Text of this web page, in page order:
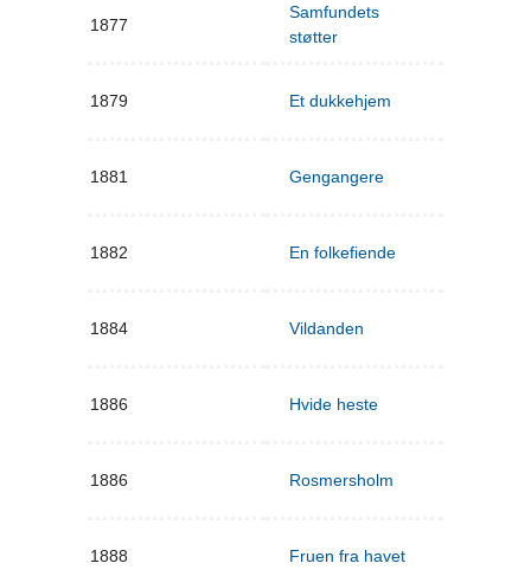
1877
Samfundets
støtter
1879 Et dukkehjem
1881 Gengangere
1882 En folkefiende
1884 Vildanden
1886 Hvide heste
1886 Rosmersholm
1888 Fruen fra havet